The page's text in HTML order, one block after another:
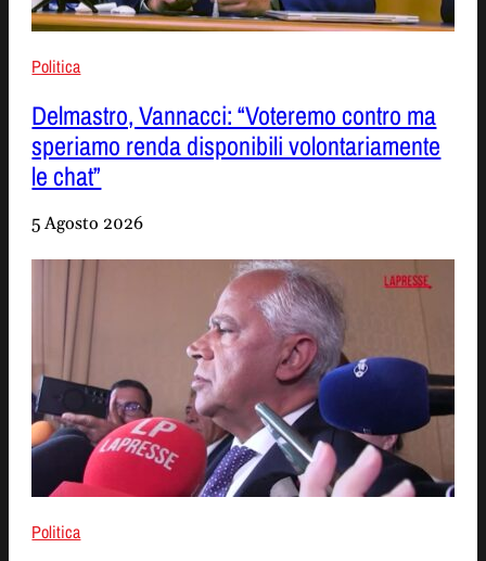
Politica
Delmastro, Vannacci: “Voteremo contro ma
speriamo renda disponibili volontariamente
le chat”
5 Agosto 2026
Politica